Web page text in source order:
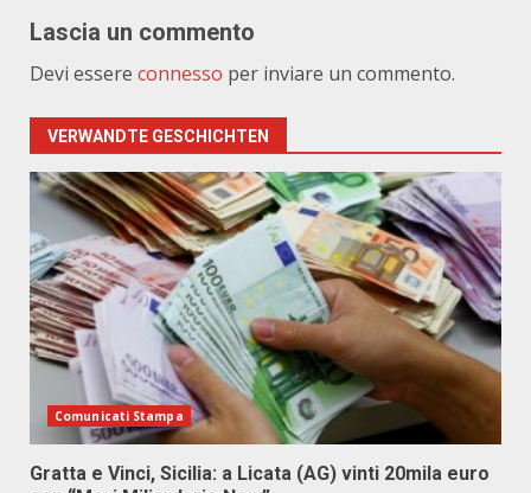
Lascia un commento
Devi essere connesso per inviare un commento.
VERWANDTE GESCHICHTEN
Comunicati Stampa
Gratta e Vinci, Sicilia: a Licata (AG) vinti 20mila euro